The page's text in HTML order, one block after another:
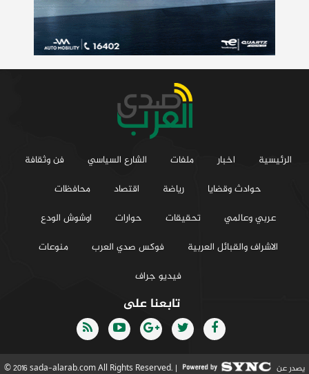
الرئيسية اخبار ملفات الشارع السياسي
فن وثقافة
حوادث وقضايا
رياضة اقتصاد
محافظات
عربي وعالمي
تحقيقات حوارات
اوشوش الودع
الاشراف والقبائل العربية
فوكس صدي العرب
منوعات
فيديو جراف
تابعنا على
© 2016 sada-alarab.com All Rights Reserved. | يصدر عن